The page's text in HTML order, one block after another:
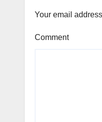
Your email
Comment